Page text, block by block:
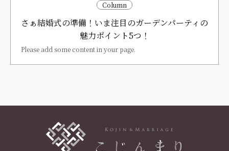
Column
さぁ結婚式の準備！いま注目のガーデンパーティの
魅力ポイント5つ！
Please add some content in your page.